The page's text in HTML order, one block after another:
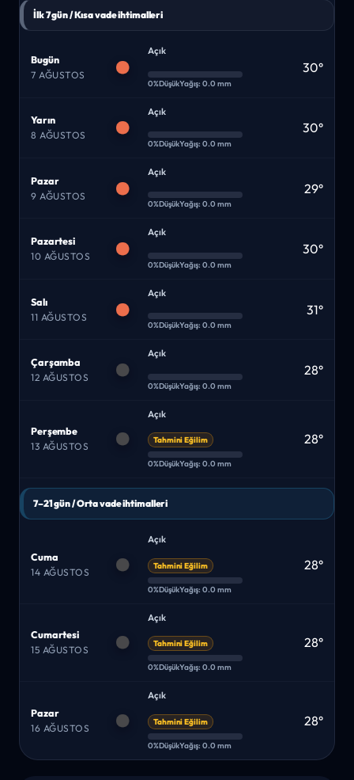
İlk 7 gün / Kısa vade ihtimalleri
Bugün
7 AĞUSTOS
Açık
0%DüşükYağış: 0.0 mm
30°
Yarın
8 AĞUSTOS
Açık
0%DüşükYağış: 0.0 mm
30°
Pazar
9 AĞUSTOS
Açık
0%DüşükYağış: 0.0 mm
29°
Pazartesi
10 AĞUSTOS
Açık
0%DüşükYağış: 0.0 mm
30°
Salı
11 AĞUSTOS
Açık
0%DüşükYağış: 0.0 mm
31°
Çarşamba
12 AĞUSTOS
Açık
0%DüşükYağış: 0.0 mm
28°
Perşembe
13 AĞUSTOS
Açık
Tahmini Eğilim
0%DüşükYağış: 0.0 mm
28°
7–21 gün / Orta vade ihtimalleri
Cuma
14 AĞUSTOS
Açık
Tahmini Eğilim
0%DüşükYağış: 0.0 mm
28°
Cumartesi
15 AĞUSTOS
Açık
Tahmini Eğilim
0%DüşükYağış: 0.0 mm
28°
Pazar
16 AĞUSTOS
Açık
Tahmini Eğilim
0%DüşükYağış: 0.0 mm
28°